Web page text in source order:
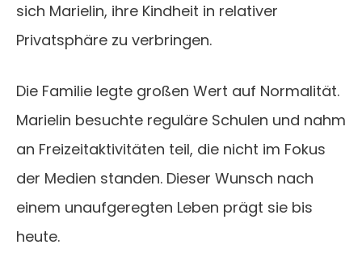
sich Marielin, ihre Kindheit in relativer
Privatsphäre zu verbringen.
Die Familie legte großen Wert auf Normalität.
Marielin besuchte reguläre Schulen und nahm
an Freizeitaktivitäten teil, die nicht im Fokus
der Medien standen. Dieser Wunsch nach
einem unaufgeregten Leben prägt sie bis
heute.